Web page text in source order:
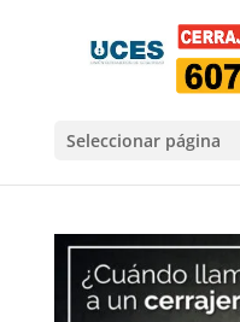
Seleccionar página